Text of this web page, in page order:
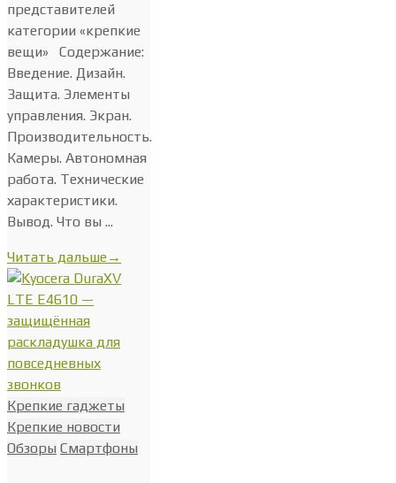
представителей
категории «крепкие
вещи» Содержание:
Введение. Дизайн.
Защита. Элементы
управления. Экран.
Производительность.
Камеры. Автономная
работа. Технические
характеристики.
Вывод. Что вы ...
Читать дальше→
Крепкие гаджеты
Крепкие новости
Обзоры Смартфоны